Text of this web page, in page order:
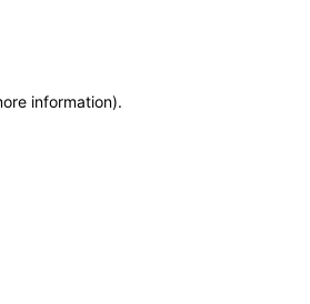
information).